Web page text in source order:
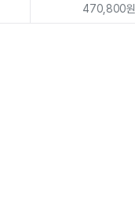
470,800원